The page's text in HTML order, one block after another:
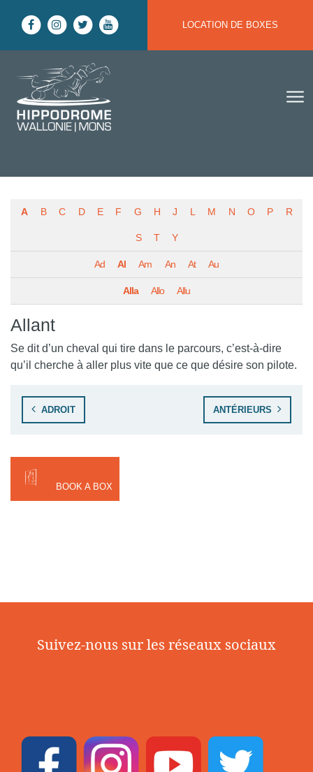
LOCATION DE BOXES
Hippodrome Wallonie | Mons
BOOK A BOX
A B C D E F G H J L M N O P R
S T Y
Ad Al Am An At Au
Alla Allo Allu
Allant
Se dit d’un cheval qui tire dans le parcours, c’est-à-dire
qu’il cherche à aller plus vite que ce que désire son pilote.
Navigation de l’article
ADROIT ANTÉRIEURS
Suivez-nous sur les réseaux sociaux